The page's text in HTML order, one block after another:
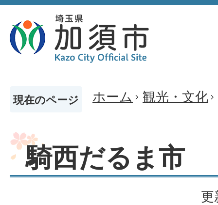
現在のページ ホーム 観光・文化
騎西だるま市
更